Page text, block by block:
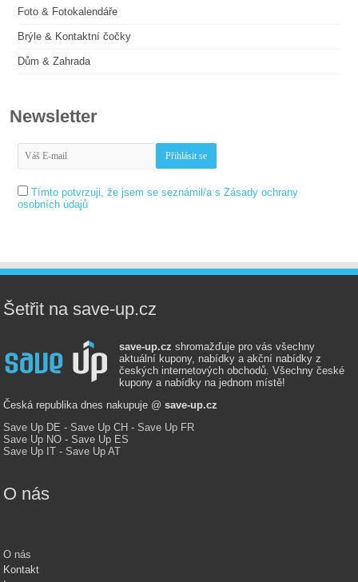
Foto & Fotokalendáře
Brýle & Kontaktní čočky
Dům & Zahrada
Newsletter
Tímto potvrzuji, že jsem se seznámil/a s Zásady ochrany
osobních údajů
Šetřit na save-up.cz
save-up.cz shromažďuje pro vás všechny
aktuální kupony, nabídky a akční nabídky z
českých internetových obchodů. Všechny české
kupony a nabídky na jednom místě!
Česká republika dnes nakupuje @save-up.cz
Save Up DE -Save Up CH -Save Up FR
Save Up NO -Save Up ES
Save Up IT -Save Up AT
O nás
O nás
Kontakt